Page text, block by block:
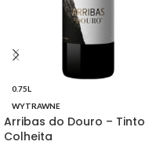
0.75L
WYTRAWNE
Arribas do Douro – Tinto
Colheita